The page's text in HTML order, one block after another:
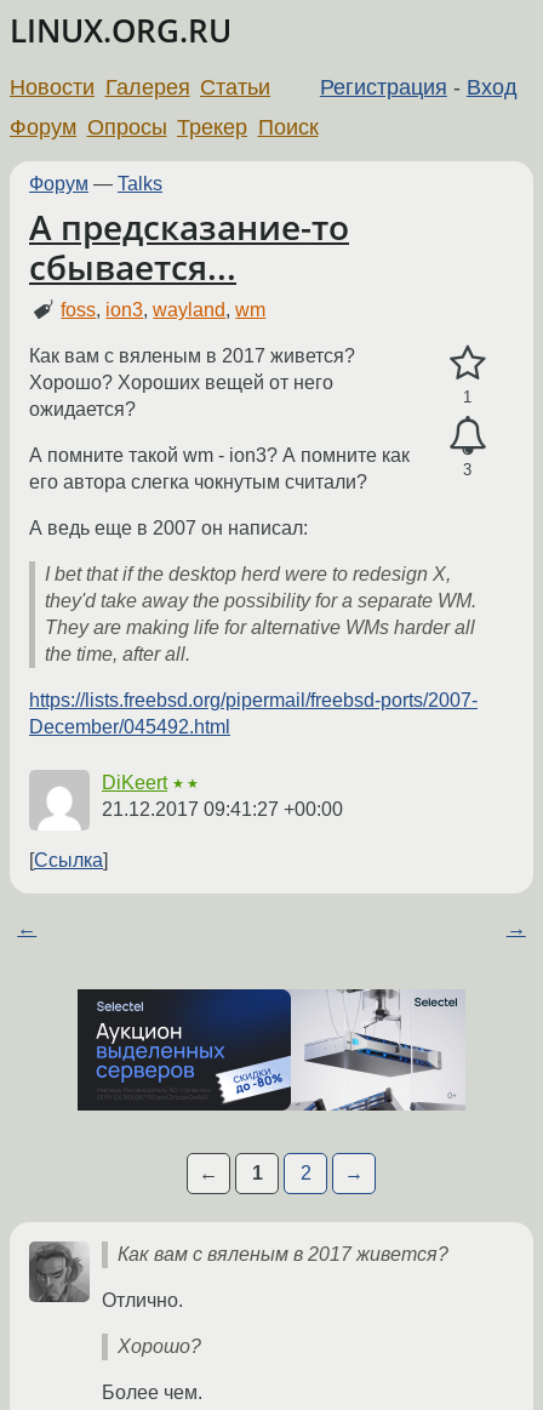
LINUX.ORG.RU
Регистрация - Вход
Новости Галерея Статьи
Форум Опросы Трекер Поиск
Форум — Talks
А предсказание-то
сбывается...
foss, ion3,wayland,wm
1
3
Как вам с вяленым в 2017 живется?
Хорошо? Хороших вещей от него
ожидается?
А помните такой wm - ion3? А помните как
его автора слегка чокнутым считали?
А ведь еще в 2007 он написал:
I bet that if the desktop herd were to redesign X,
they'd take away the possibility for a separate WM.
They are making life for alternative WMs harder all
the time, after all.
https://lists.freebsd.org/pipermail/freebsd-ports/2007-
December/045492.html
DiKeert ★★
21.12.2017 09:41:27 +00:00
Ссылка
← →
← 1 2 →
Как вам с вяленым в 2017 живется?
Отлично.
Хорошо?
Более чем.